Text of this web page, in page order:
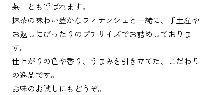
茶」とも呼ばれます。
抹茶の味わい豊かなフィナンシェと一緒に、手土産や
お返しにぴったりのプチサイズでお詰めしておりま
す。
仕上がりの色や香り、うまみを引き立てた、こだわり
の逸品です。
お味のお試しにもどうぞ。